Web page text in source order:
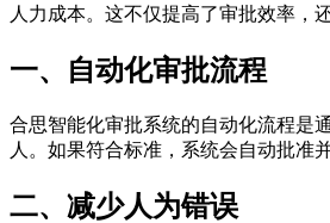
人力成本。这不仅提高了审批效率，
一、自动化审批流程
合思智能化审批系统的自动化流程是
人。如果符合标准，系统会自动批准
二、减少人为错误